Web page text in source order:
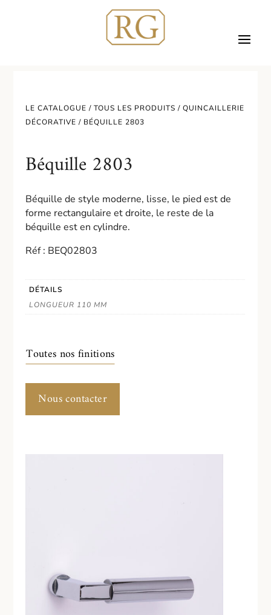
LE CATALOGUE /TOUS LES PRODUITS /QUINCAILLERIE
DÉCORATIVE / BÉQUILLE 2803
Béquille 2803
Béquille de style moderne, lisse, le pied est de
forme rectangulaire et droite, le reste de la
béquille est en cylindre.
Réf : BEQ02803
DÉTAILS
LONGUEUR 110 MM
Toutes nos finitions
Nous contacter